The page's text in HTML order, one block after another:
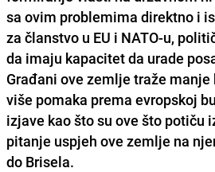
sa ovim problemima direktno i
za članstvo u EU i NATO-u,
da imaju kapacitet da urade
Građani ove zemlje traže
više pomaka prema evropskoj
izjave kao što su ove što potiču
pitanje uspjeh ove zemlje na
do Brisela.